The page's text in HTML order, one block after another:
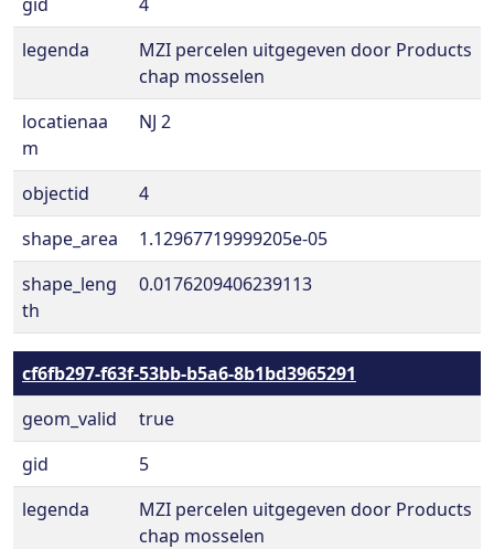
legenda
MZI percelen uitgegeven door Products
chap mosselen
locatienaa
m
NJ 2
objectid
4
shape_area
1.12967719999205e-05
shape_leng
th
0.0176209406239113
cf6fb297-f63f-53bb-b5a6-8b1bd3965291
geom_valid
true
gid
5
legenda
MZI percelen uitgegeven door Products
chap mosselen